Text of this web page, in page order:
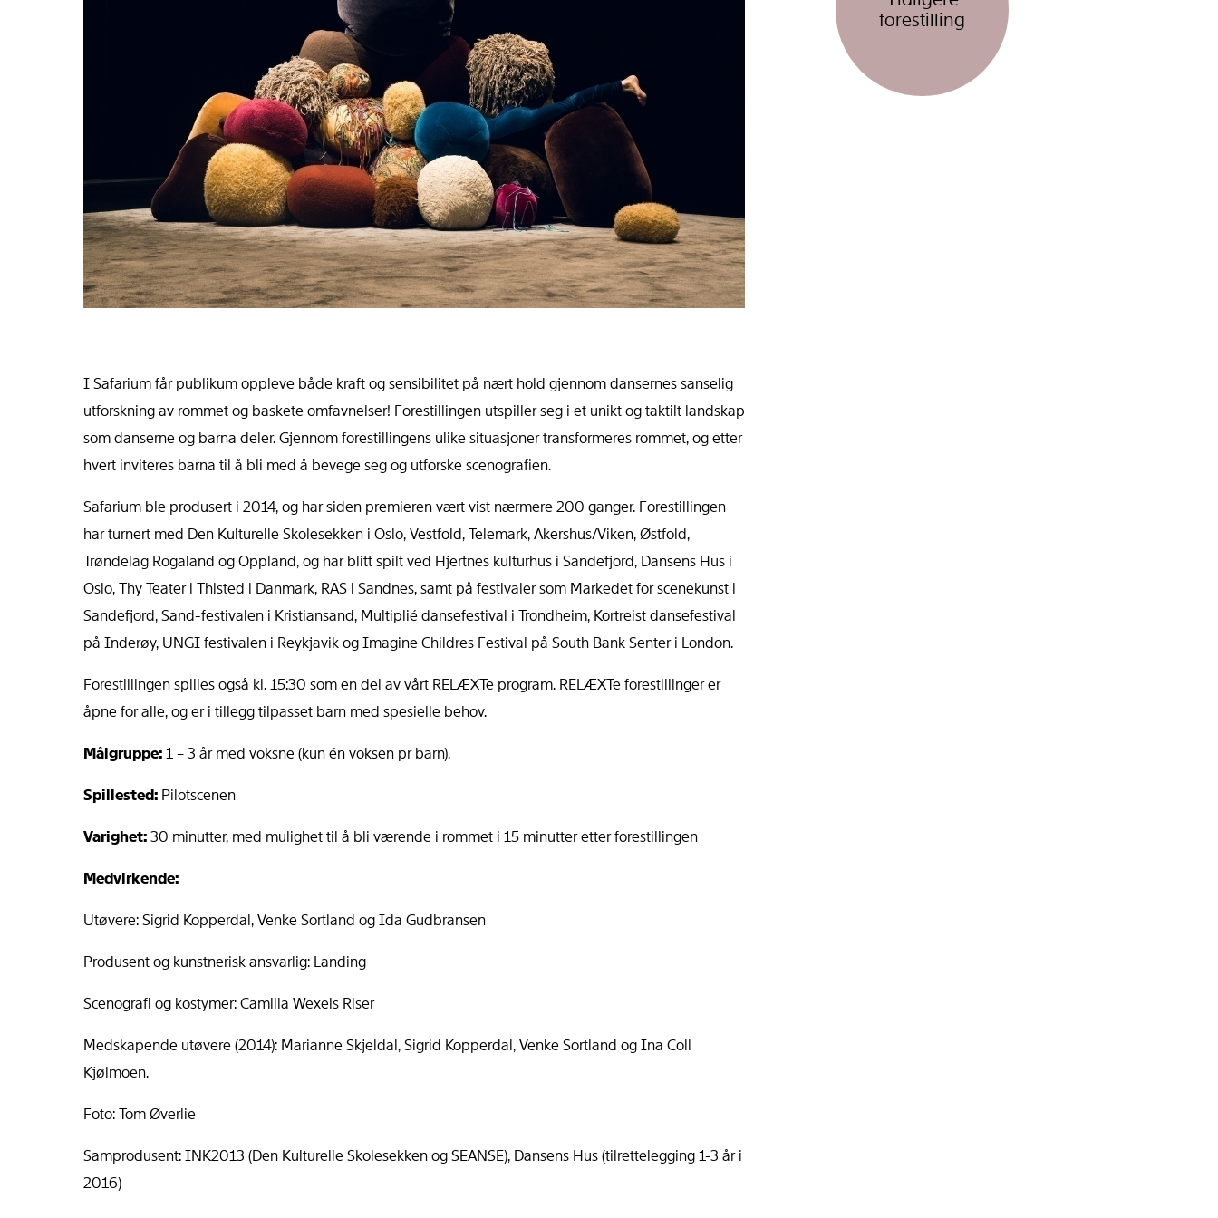
I Safarium får publikum oppleve både kraft og sensibilitet på nært hold gjennom dansernes sanselig
utforskning av rommet og baskete omfavnelser! Forestillingen utspiller seg i et unikt og taktilt landskap
som danserne og barna deler. Gjennom forestillingens ulike situasjoner transformeres rommet, og etter
hvert inviteres barna til å bli med å bevege seg og utforske scenografien.
Safarium ble produsert i 2014, og har siden premieren vært vist nærmere 200 ganger. Forestillingen
har turnert med Den Kulturelle Skolesekken i Oslo, Vestfold, Telemark, Akershus/Viken, Østfold,
Trøndelag Rogaland og Oppland, og har blitt spilt ved Hjertnes kulturhus i Sandefjord, Dansens Hus i
Oslo, Thy Teater i Thisted i Danmark, RAS i Sandnes, samt på festivaler som Markedet for scenekunst i
Sandefjord, Sand-festivalen i Kristiansand, Multiplié dansefestival i Trondheim, Kortreist dansefestival
på Inderøy, UNGI festivalen i Reykjavik og Imagine Childres Festival på South Bank Senter i London.
Forestillingen spilles også kl. 15:30 som en del av vårt RELÆXTe program. RELÆXTe forestillinger er
åpne for alle, og er i tillegg tilpasset barn med spesielle behov.
Målgruppe:1 – 3 år med voksne (kun én voksen pr barn).
Spillested: Pilotscenen
Varighet:30 minutter, med mulighet til å bli værende i rommet i 15 minutter etter forestillingen
Medvirkende:
Utøvere: Sigrid Kopperdal, Venke Sortland og Ida Gudbransen
Produsent og kunstnerisk ansvarlig: Landing
Scenografi og kostymer: Camilla Wexels Riser
Medskapende utøvere (2014): Marianne Skjeldal, Sigrid Kopperdal, Venke Sortland og Ina Coll
Kjølmoen.
Foto: Tom Øverlie
Samprodusent: INK2013 (Den Kulturelle Skolesekken og SEANSE), Dansens Hus (tilrettelegging 1-3 år i
2016)
forestilling